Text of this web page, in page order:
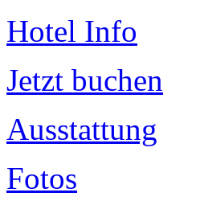
Hotel Info
Jetzt buchen
Ausstattung
Fotos